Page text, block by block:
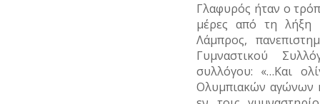
Γλαφυρός ήταν ο
μέρες από τη
Λάμπρος,
Γυμναστικού
συλλόγου: «…Και
Ολυμπιακών αγώνων